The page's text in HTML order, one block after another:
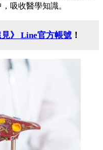
吸收醫學知識。
見》 Line官方帳號 ！